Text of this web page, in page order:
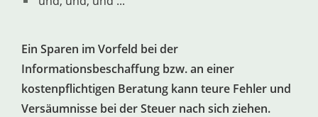
Ein Sparen im Vorfeld bei der
Informationsbeschaffung bzw. an einer
kostenpflichtigen Beratung kann teure Fehler und
Versäumnisse bei der Steuer nach sich ziehen.